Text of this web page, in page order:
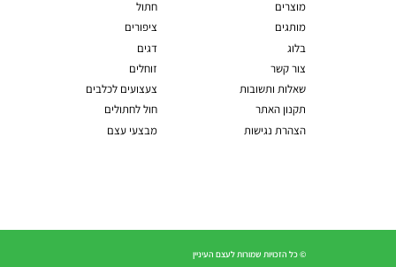
מוצרים
מותגים
בלוג
צור קשר
שאלות ותשובות
תקנון האתר
הצהרת נגישות
חתול
ציפורים
דגים
זוחלים
צעצועים לכלבים
חול לחתולים
מבצעי עצם
© כל הזכויות שמורות לעצם העיניין